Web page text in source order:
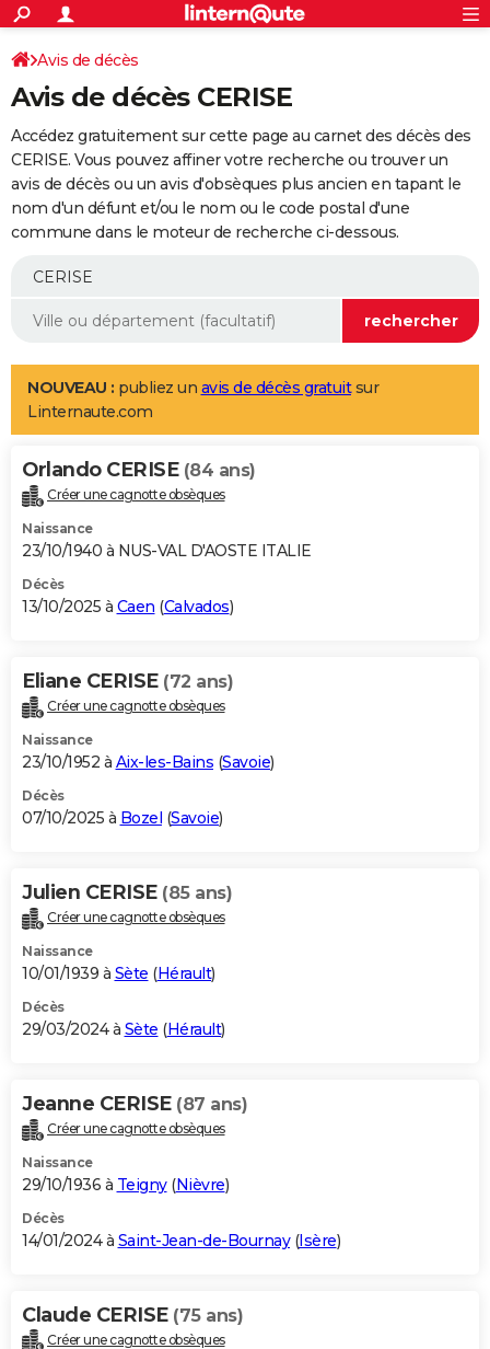
ACTUALITÉS
Politique
Société
Faits Divers
Education
Monde
Villes
+
SPORT
Coupe du monde 2026
Football
Tennis
Cyclisme
Rugby
Forum
Programme TV
TNT
Streaming
Cinéma
Sorties cinéma
Musique
+
FINANCE
Retraite
Epargne
Immobilier
Risques naturels par ville
Banque
Assurance
AUTO
Essais
Réserver un essai
Citadines
Berlines
SUV
Forum auto
+
Mobiles
Meilleur smartphone
Internet
Ordinateurs
Jeux vidéo
Guide high-tech
Aménagement intérieur
LIFESTYLE
Art de vivre
Bien-être
Loisirs
Mode
Modes de vie
Alimentation
Guide de la santé
Maladies
Médicaments
Sommeil
VOYAGE
Destinations
City break
Voyage nature
Voyage de noces
Forum
Climat
+PHOTO
GUIDES D'ACHAT
BONS PLANS
Carte de Noël
Carte Bonne année
Carte Saint-Valentin
Carte Pâques
Carte d'anniversaire
DICTIONNAIRE
Dictionnaire
Biographies
Citations
Expressions
Proverbes
PROGRAMME TV
S'inscrire
Se connecter
Lycées
Collèges
Primaires
Universités
Entreprises
Service militaire
Avis de recherche
AVIS DE DÉCÈS
Bricolage
Lifestyle
Culture
Sport
Auto
Television
Voyage
Cinema
Avis de décès
Avis de décès CERISE
Accédez gratuitement sur cette page au carnet des décès des
CERISE. Vous pouvez affiner votre recherche ou trouver un
avis de décès ou un avis d'obsèques plus ancien en tapant le
nom d'un défunt et/ou le nom ou le code postal d'une
commune dans le moteur de recherche ci-dessous.
NOUVEAU : publiez un avis de décès gratuitsur
Linternaute.com
Orlando CERISE (84 ans)
Créer une cagnotte obsèques
Naissance
23/10/1940 à NUS-VAL D'AOSTE ITALIE
Décès
13/10/2025 à Caen (Calvados)
Eliane CERISE (72 ans)
Créer une cagnotte obsèques
Naissance
23/10/1952 à Aix-les-Bains (Savoie)
Décès
07/10/2025 à Bozel (Savoie)
Julien CERISE (85 ans)
Créer une cagnotte obsèques
Naissance
10/01/1939 à Sète (Hérault)
Décès
29/03/2024 à Sète (Hérault)
Jeanne CERISE (87 ans)
Créer une cagnotte obsèques
Naissance
29/10/1936 à Teigny(Nièvre)
Décès
14/01/2024 à Saint-Jean-de-Bournay(Isère)
Claude CERISE (75 ans)
Créer une cagnotte obsèques